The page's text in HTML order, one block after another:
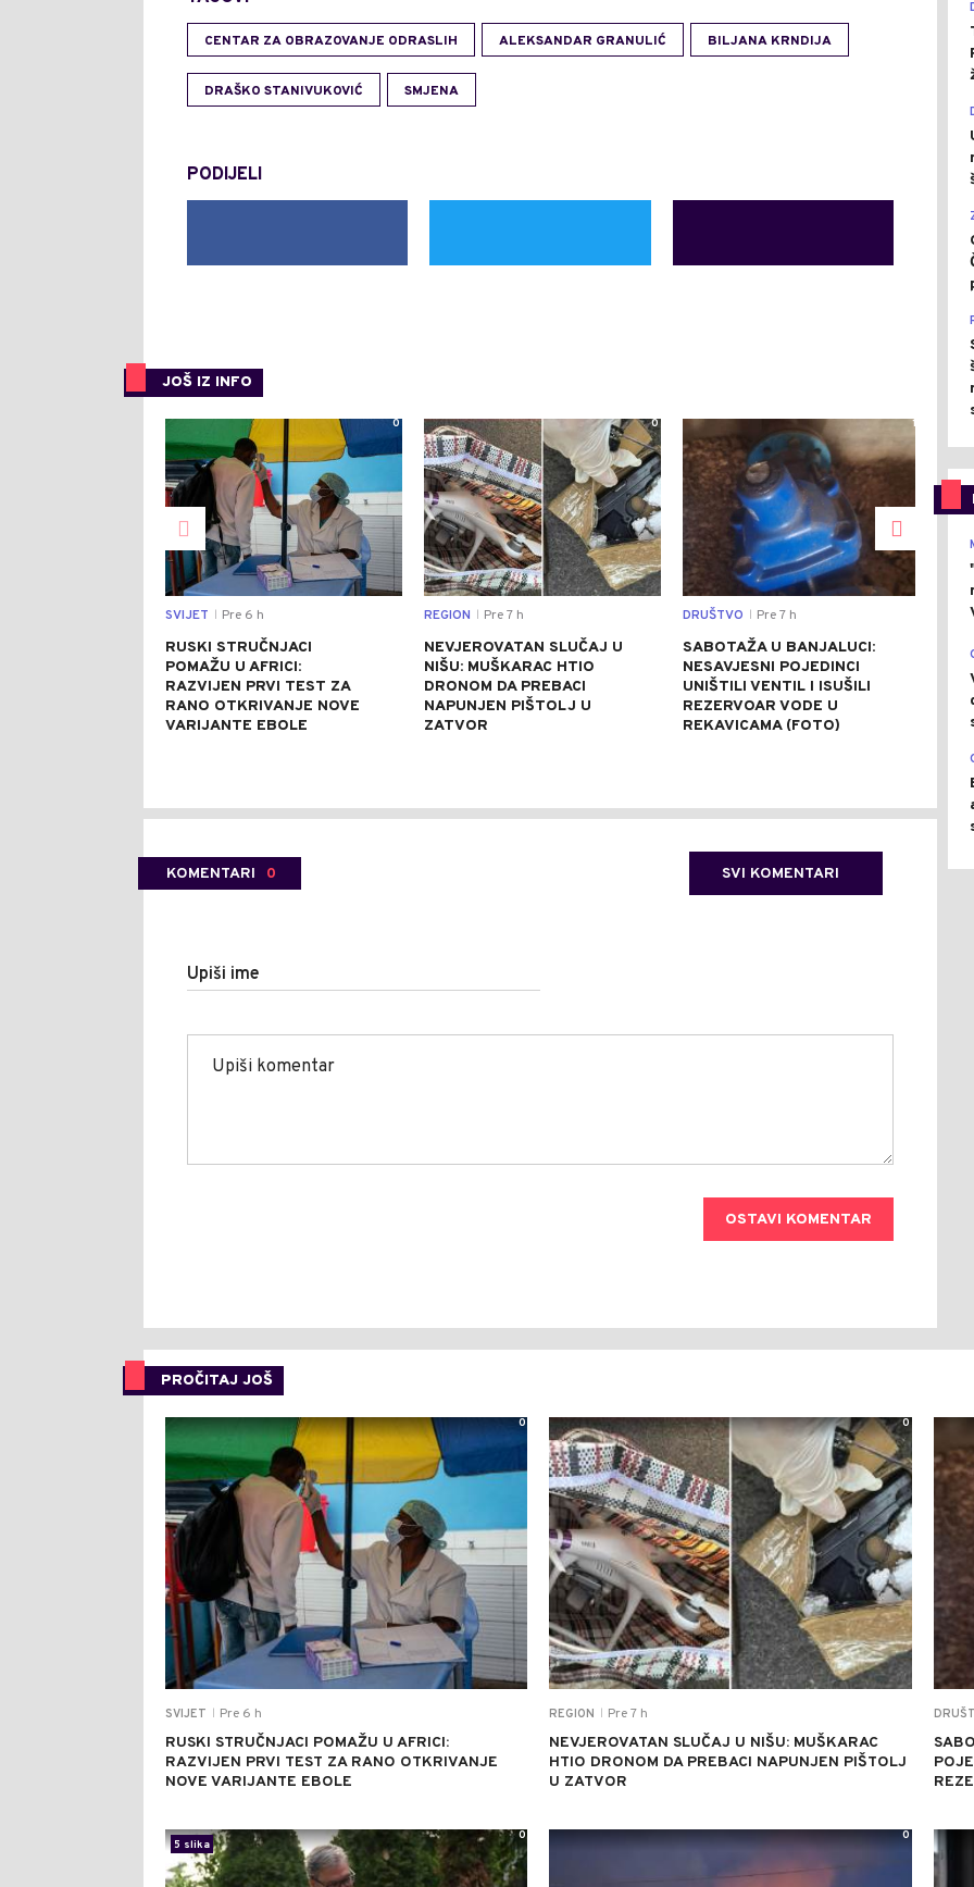
CENTAR ZA OBRAZOVANJE ODRASLIH ALEKSANDAR GRANULIĆ BILJANA KRNDIJA
DRAŠKO STANIVUKOVIĆ SMJENA
PODIJELI
JOŠ IZ INFO
0
SVIJET Pre 6 h
RUSKI STRUČNJACI
POMAŽU U AFRICI:
RAZVIJEN PRVI TEST ZA
RANO OTKRIVANJE NOVE
VARIJANTE EBOLE
0
REGION Pre 7 h
NEVJEROVATAN SLUČAJ U
NIŠU: MUŠKARAC HTIO
DRONOM DA PREBACI
NAPUNJEN PIŠTOLJ U
ZATVOR
1
DRUŠTVO Pre 7 h
SABOTAŽA U BANJALUCI:
NESAVJESNI POJEDINCI
UNIŠTILI VENTIL I ISUŠILI
REZERVOAR VODE U
REKAVICAMA (FOTO)
KOMENTARI 0 SVI KOMENTARI
Upiši ime
OSTAVI KOMENTAR
PROČITAJ JOŠ
SVIJET Pre 6 h
RUSKI STRUČNJACI POMAŽU U AFRICI:
RAZVIJEN PRVI TEST ZA RANO OTKRIVANJE
NOVE VARIJANTE EBOLE
0
REGION Pre 7 h
NEVJEROVATAN SLUČAJ U NIŠU: MUŠKARAC
HTIO DRONOM DA PREBACI NAPUNJEN PIŠTOLJ
U ZATVOR
0
5 slika
0 0